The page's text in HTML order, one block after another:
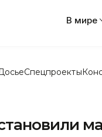
В мире
Спецпроекты